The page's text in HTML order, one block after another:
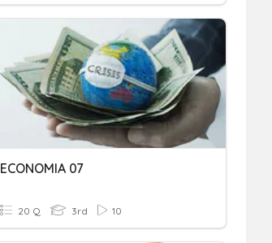
ECONOMIA 07
20 Q 3rd 10